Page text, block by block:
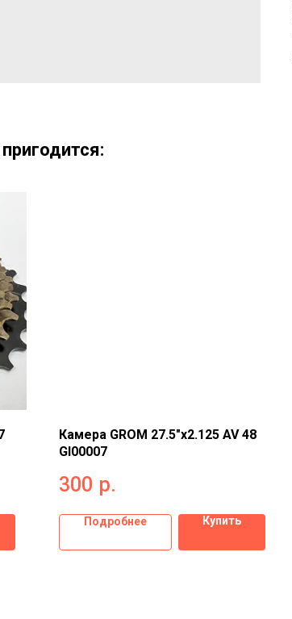
Камера GROM 27.5"x2.125 AV 48
GI00007
300 р.
Подробнее Купить